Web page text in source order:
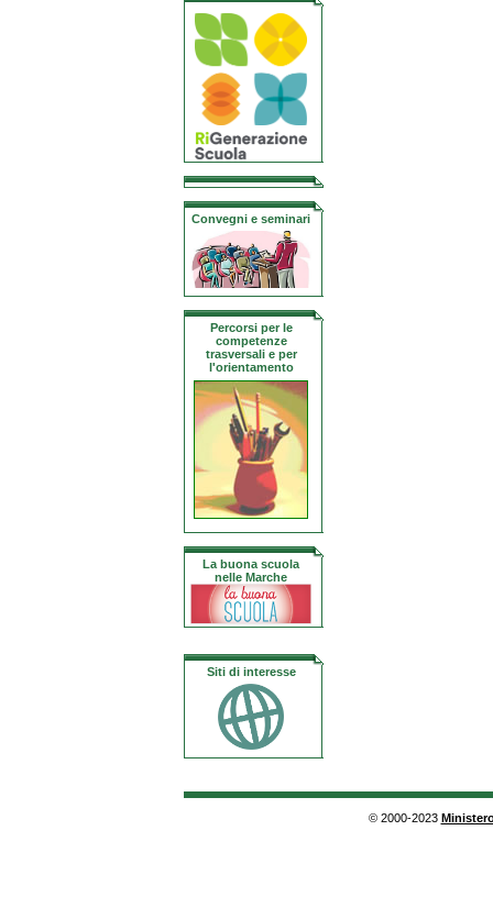
Convegni e seminari
Percorsi per le
competenze
trasversali e per
l'orientamento
La buona scuola
nelle Marche
Siti di interesse
© 2000-2023